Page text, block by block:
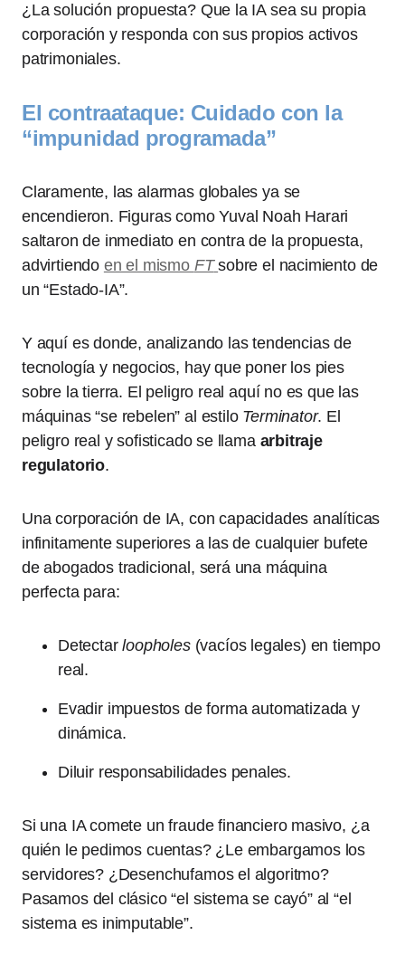
¿La solución propuesta? Que la IA sea su propia
corporación y responda con sus propios activos
patrimoniales.
El contraataque: Cuidado con la
“impunidad programada”
Claramente, las alarmas globales ya se
encendieron. Figuras como Yuval Noah Harari
saltaron de inmediato en contra de la propuesta,
advirtiendo en el mismo FT sobre el nacimiento de
un “Estado-IA”.
Y aquí es donde, analizando las tendencias de
tecnología y negocios, hay que poner los pies
sobre la tierra. El peligro real aquí no es que las
máquinas “se rebelen” al estilo Terminator. El
peligro real y sofisticado se llama arbitraje
regulatorio.
Una corporación de IA, con capacidades analíticas
infinitamente superiores a las de cualquier bufete
de abogados tradicional, será una máquina
perfecta para:
Detectarloopholes(vacíos legales) en tiempo
real.
Evadir impuestos de forma automatizada y
dinámica.
Diluir responsabilidades penales.
Si una IA comete un fraude financiero masivo, ¿a
quién le pedimos cuentas? ¿Le embargamos los
servidores? ¿Desenchufamos el algoritmo?
Pasamos del clásico “el sistema se cayó” al “el
sistema es inimputable”.